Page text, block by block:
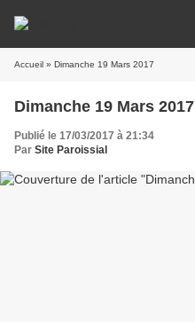
Accueil » Dimanche 19 Mars 2017
Dimanche 19 Mars 2017
Publié le 17/03/2017 à 21:34
Par Site Paroissial